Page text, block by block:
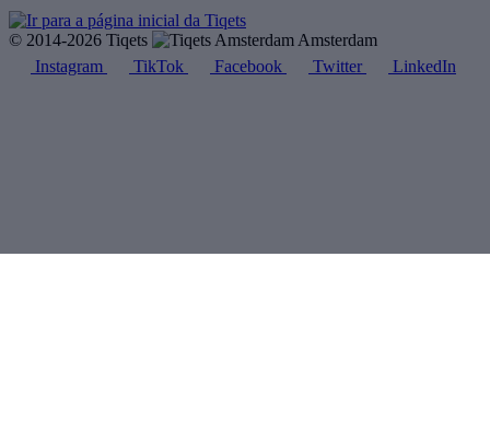
© 2014-2026 Tiqets
Amsterdam
Instagram
TikTok Facebook Twitter LinkedIn